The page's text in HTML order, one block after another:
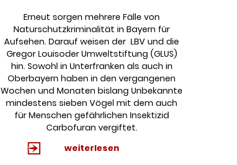
Erneut sorgen mehrere Fälle von
Naturschutzkriminalität in Bayern für
Aufsehen. Darauf weisen der LBV und die
Gregor Louisoder Umweltstiftung (GLUS)
hin. Sowohl in Unterfranken als auch in
Oberbayern haben in den vergangenen
Wochen und Monaten bislang Unbekannte
mindestens sieben Vögel mit dem auch
für Menschen gefährlichen Insektizid
Carbofuran vergiftet.
weiterlesen